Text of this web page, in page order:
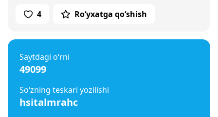
4 Ro‘yxatga qo‘shish
Saytdagi o‘rni
49099
So‘zning teskari yozilishi
hsitalmrahc